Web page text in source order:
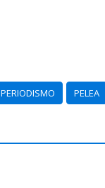
PERIODISMO PELEA